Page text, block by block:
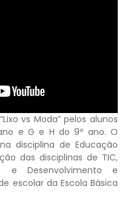
vs Moda” pelos alunos
e G e H do 9º ano. O
disciplina de Educação
das disciplinas de TIC,
e Desenvolvimento e
escolar da Escola Básica